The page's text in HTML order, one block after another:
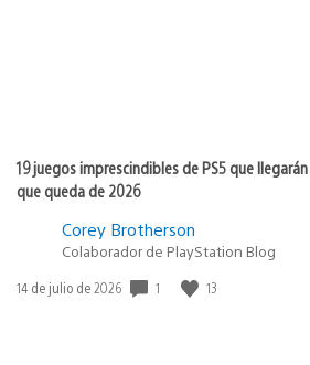
19 juegos imprescindibles de PS5 que
que queda de 2026
Corey Brotherson
Colaborador de PlayStation Blog
Fecha
14 de julio de 2026 1 13